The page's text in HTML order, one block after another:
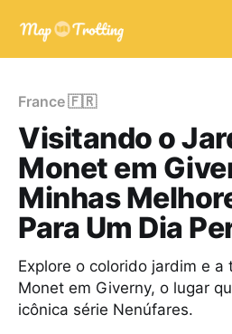
France 🇫🇷
Visitando o
Monet em
Minhas
Para Um Dia
Explore o colorido jardim e a
Monet em Giverny, o lugar
icônica série Nenúfares.